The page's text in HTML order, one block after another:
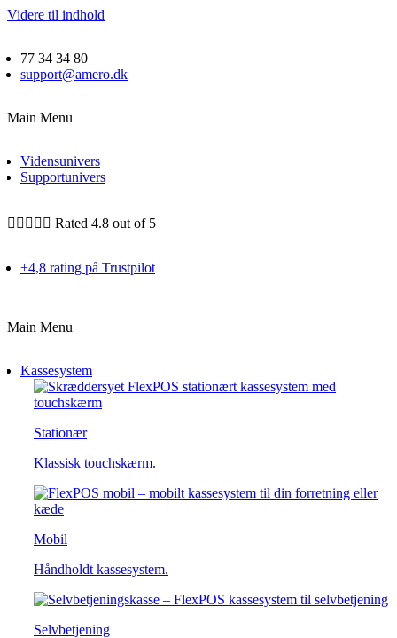
Videre til indhold
77 34 34 80
support@amero.dk
Main Menu
Vidensunivers
Supportunivers
     Rated 4.8 out of 5
+4,8 rating på Trustpilot
Main Menu
Kassesystem
Stationær
Klassisk touchskærm.
Mobil
Håndholdt kassesystem.
Selvbetjening